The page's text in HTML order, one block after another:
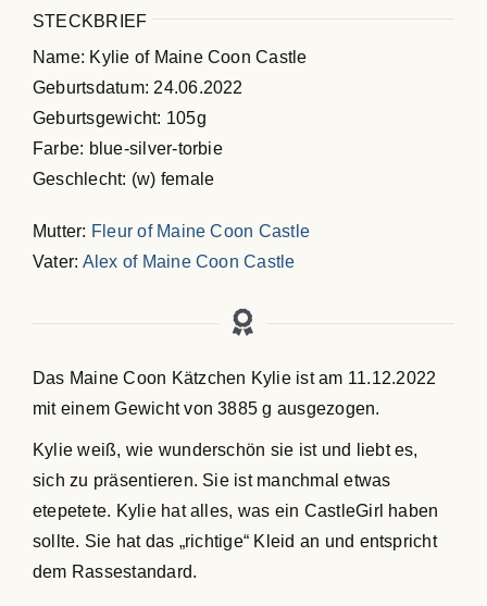
STECKBRIEF
Name: Kylie of Maine Coon Castle
Geburtsdatum: 24.06.2022
Geburtsgewicht: 105g
Farbe: blue-silver-torbie
Geschlecht: (w) female
Mutter: Fleur of Maine Coon Castle
Vater: Alex of Maine Coon Castle
Das Maine Coon Kätzchen Kylie ist am 11.12.2022
mit einem Gewicht von 3885 g ausgezogen.
Kylie weiß, wie wunderschön sie ist und liebt es,
sich zu präsentieren. Sie ist manchmal etwas
etepetete. Kylie hat alles, was ein CastleGirl haben
sollte. Sie hat das „richtige“ Kleid an und entspricht
dem Rassestandard.